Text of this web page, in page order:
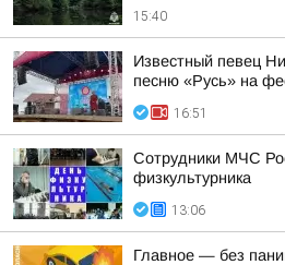
15:40
Известный певец
песню «Русь» на
16:51
Сотрудники МЧС
физкультурника
13:06
Главное — без